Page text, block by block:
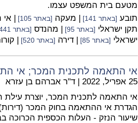
מטעם בית המשפט עצמו.
תובע [באתר 141] | מעקה [באתר 105] |
תקן ישראלי [באתר 95] | מהנדס [באתר 441]
ישראלי [באתר 85] | דירה [באתר 520] |
אי התאמה לתכנית המכר; אי
25 אפריל, 2022 | ד"ר אברהם בן עזרא
אי התאמה לתכנית המכר, יוצרת עילת
הגדרת אי ההתאמה בחוק המכר (דירות)
שיעור הנזק - העלות הכספית הכרוכה